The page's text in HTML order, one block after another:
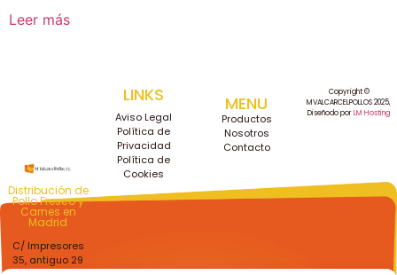
Leer más
Distribución de
Pollo Fresco y
Carnes en
Madrid
C/ Impresores
35, antiguo 29
LINKS
Aviso Legal
Política de
Privacidad
Política de
Cookies
MENU
Productos
Nosotros
Contacto
Copyright ©
MVALCARCELPOLLOS 2025,
Diseñodo porLM Hosting